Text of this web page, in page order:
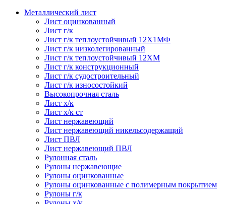
Металлический лист
Лист оцинкованный
Лист г/к
Лист г/к теплоустойчивый 12Х1МФ
Лист г/к низколегированный
Лист г/к теплоустойчивый 12ХМ
Лист г/к конструкционный
Лист г/к судостроительный
Лист г/к износостойкий
Высокопрочная сталь
Лист х/к
Лист х/к ст
Лист нержавеющий
Лист нержавеющий никельсодержащий
Лист ПВЛ
Лист нержавеющий ПВЛ
Рулонная сталь
Рулоны нержавеющие
Рулоны оцинкованные
Рулоны оцинкованные с полимерным покрытием
Рулоны г/к